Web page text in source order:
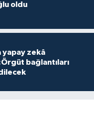
oldu
yapay zekâ
bağlantıları